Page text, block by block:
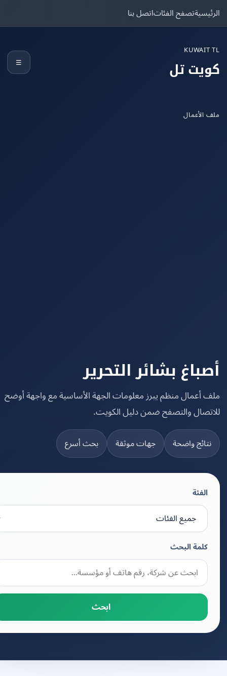
تصفح الفئاتاتصل بنا
تل
بشائر التحرير
منظم يبرز معلومات الجهة الأساسية مع واجهة أوضح
والتصفح ضمن دليل الكويت.
واضحة جهات موثقة بحث أسرع
كلمة البحث
ابحث